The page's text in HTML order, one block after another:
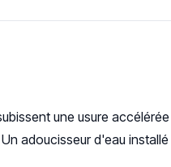
une usure
adoucisseur d'eau